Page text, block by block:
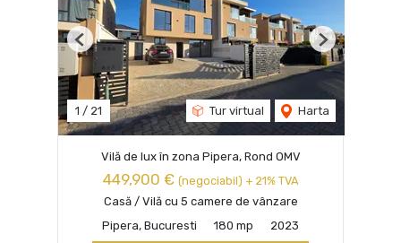
1 / 21 Tur virtual Harta
Previous Next
Vilă de lux în zona Pipera, Rond OMV
449,900 € (negociabil) + 21% TVA
Casă / Vilă cu 5 camere de vânzare
Pipera, Bucuresti
180 mp 2023